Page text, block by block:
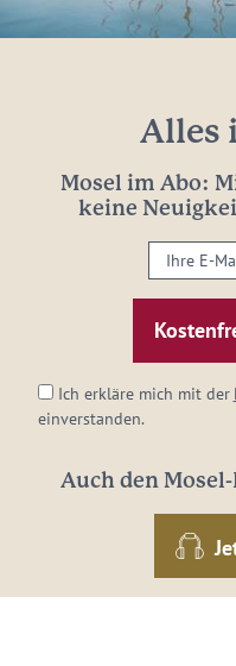
Alles
Mosel im Abo:
keine
Ihre
E-
Mail-
Adresse:
Ich erkläre mich mit der
einverstanden.
Auch den